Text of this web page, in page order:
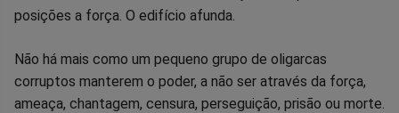
posições a força. O edifício afunda.
Não há mais como um pequeno grupo de oligarcas
corruptos manterem o poder, a não ser através da força,
ameaça, chantagem, censura, perseguição, prisão ou morte.